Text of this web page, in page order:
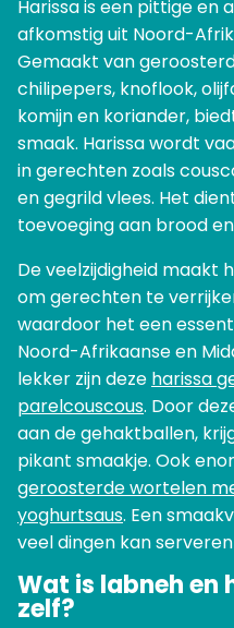
Harissa is een pittige en
afkomstig uit Noord-
Gemaakt van
chilipepers, knoflook,
komijn en koriander,
smaak. Harissa wordt
in gerechten zoals
en gegrild vlees. Het
toevoeging aan brood
De veelzijdigheid maakt
om gerechten te
waardoor het een
Noord-Afrikaanse en
lekker zijn deze harissa
parelcouscous. Door
aan de gehaktballen,
pikant smaakje. Ook
geroosterde wortelen
yoghurtsaus. Een
veel dingen kan
Wat is labneh en
zelf?